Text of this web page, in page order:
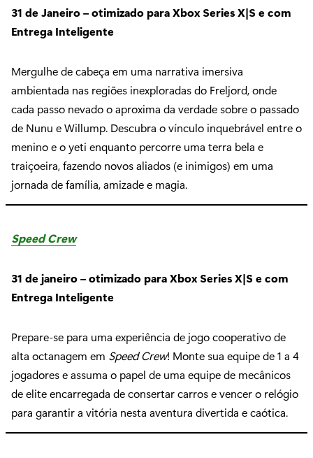
31 de Janeiro – otimizado para Xbox Series X|S e com
Entrega Inteligente
Mergulhe de cabeça em uma narrativa imersiva
ambientada nas regiões inexploradas do Freljord, onde
cada passo nevado o aproxima da verdade sobre o passado
de Nunu e Willump. Descubra o vínculo inquebrável entre o
menino e o yeti enquanto percorre uma terra bela e
traiçoeira, fazendo novos aliados (e inimigos) em uma
jornada de família, amizade e magia.
Speed Crew
31 de janeiro – otimizado para Xbox Series X|S e com
Entrega Inteligente
Prepare-se para uma experiência de jogo cooperativo de
alta octanagem em Speed Crew! Monte sua equipe de 1 a 4
jogadores e assuma o papel de uma equipe de mecânicos
de elite encarregada de consertar carros e vencer o relógio
para garantir a vitória nesta aventura divertida e caótica.